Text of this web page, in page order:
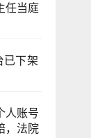
任当庭
已下架
人账号
，法院